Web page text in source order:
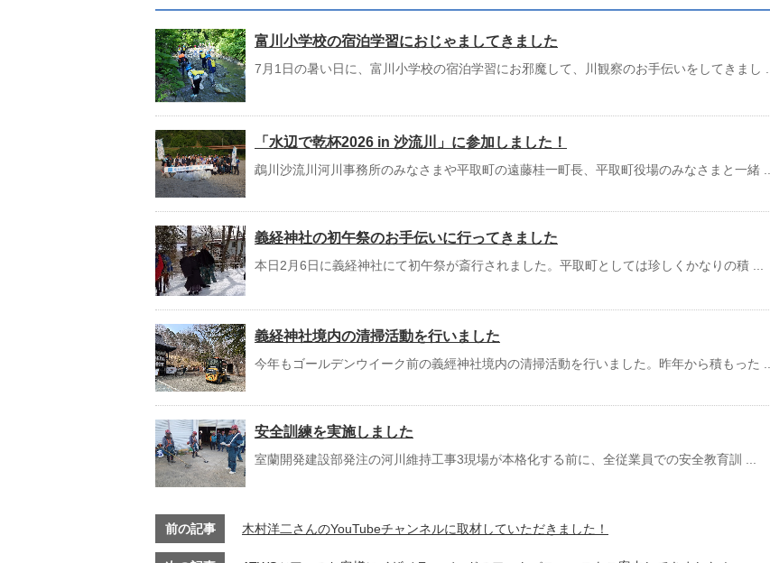
富川小学校の宿泊学習におじゃましてきました
7月1日の暑い日に、富川小学校の宿泊学習にお邪魔して、川観察のお手伝いをしてきまし ...
「水辺で乾杯2026 in 沙流川」に参加しました！
鵡川沙流川河川事務所のみなさまや平取町の遠藤桂一町長、平取町役場のみなさまと一緒 ...
義経神社の初午祭のお手伝いに行ってきました
本日2月6日に義経神社にて初午祭が斎行されました。平取町としては珍しくかなりの積 ...
義経神社境内の清掃活動を行いました
今年もゴールデンウイーク前の義經神社境内の清掃活動を行いました。昨年から積もった ...
安全訓練を実施しました
室蘭開発建設部発注の河川維持工事3現場が本格化する前に、全従業員での安全教育訓 ...
前の記事 木村洋二さんのYouTubeチャンネルに取材していただきました！